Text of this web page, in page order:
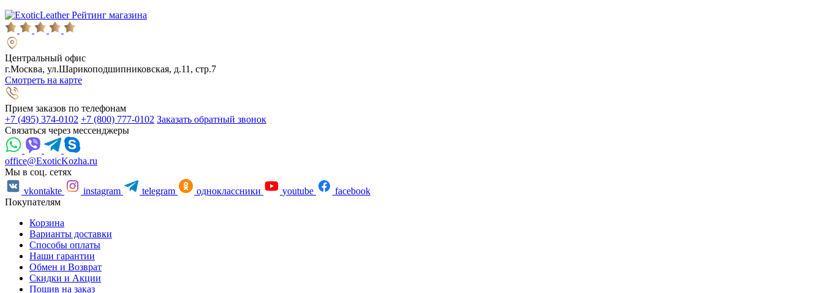
Рейтинг магазина
Центральный офис
г.Москва, ул.Шарикоподшипниковская, д.11, стр.7
Смотреть на карте
Прием заказов по телефонам
+7 (495) 374-0102 +7 (800) 777-0102 Заказать обратный звонок
Связаться через мессенджеры
office@ExoticKozha.ru
Мы в соц. сетях
vkontakte
instagram telegram одноклассники youtube
facebook
Покупателям
Корзина
Варианты доставки
Способы оплаты
Наши гарантии
Обмен и Возврат
Скидки и Акции
Пошив на заказ